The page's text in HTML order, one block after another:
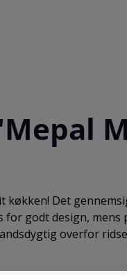
Det
for godt design,
overfor